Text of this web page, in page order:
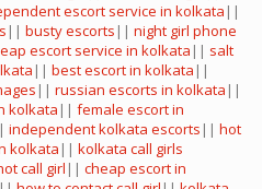
escort service in kolkata ||
|| busty escorts || night girl phone
escort service in kolkata || salt
|| best escort in kolkata ||
|| russian escorts in kolkata ||
kolkata || female escort in
independent kolkata escorts || hot
kolkata || kolkata call girls
call girl || cheap escort in